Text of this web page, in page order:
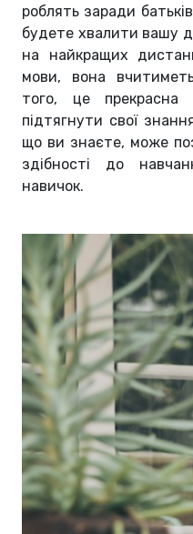
роблять заради
будете хвалити вашу
на найкращих
мови, вона
того, це прекрасна
підтягнути свої
що ви знаєте, може
здібності до
навичок.